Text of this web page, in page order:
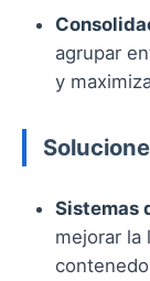
agrupar
y
Sistemas
mejorar la